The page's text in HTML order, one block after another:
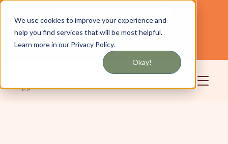
We use cookies to improve your experience and
help you find services that will be most helpful.
Learn more in our Privacy Policy.
Okay!
中文 为纽约和长岛提供服务
社区 登录